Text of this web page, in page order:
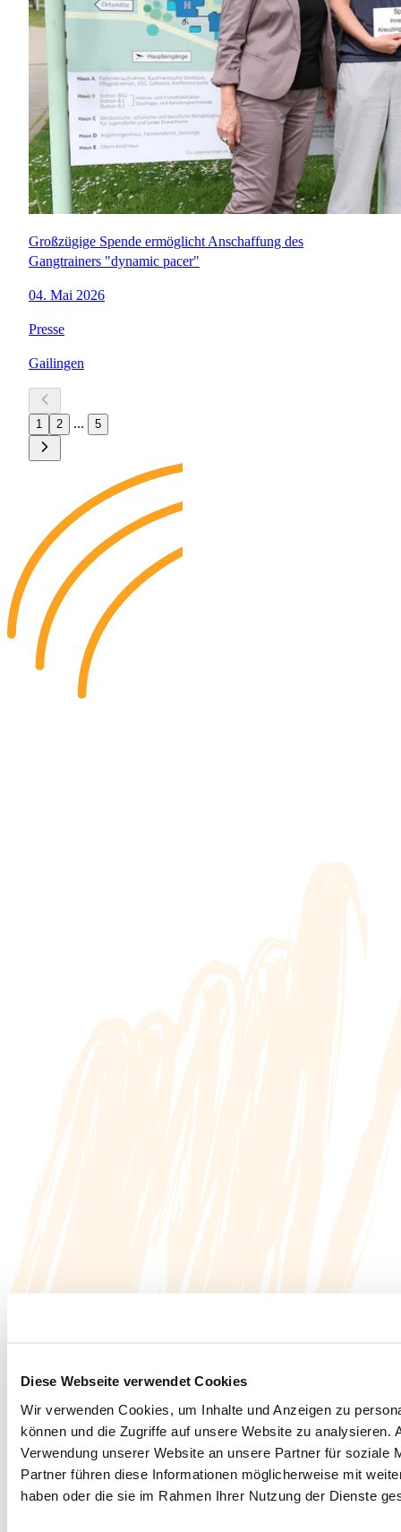
Diese Webseite verwendet Cookies
Wir verwenden Cookies, um Inhalte und Anzeigen zu
können und die Zugriffe auf unsere Website zu analysieren.
Verwendung unserer Website an unsere Partner für soziale
Partner führen diese Informationen möglicherweise mit
haben oder die sie im Rahmen Ihrer Nutzung der Dienste
Großzügige Spende ermöglicht Anschaffung des
Gangtrainers "dynamic pacer"
04. Mai 2026
Presse
Gailingen
1 2 ... 5